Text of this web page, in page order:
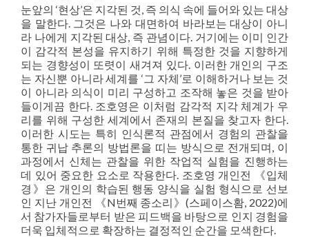
눈앞의 ‘현상’은 지각된 것, 즉 의식 속에 들어와 있는 대상
을 말한다. 그것은 나와 대면하여 바라보는 대상이 아니
라 나에게 지각된 대상, 즉 관념이다. 거기에는 이미 인간
이 감각적 본성을 유지하기 위해 특정한 것을 지향하게
되는 경향성이 또렷이 새겨져 있다. 이러한 개인의 구조
는 자신뿐 아니라 세계를 ‘그 자체’로 이해하거나 보는 것
이 아니라 의식이 미리 구성하고 조작해 놓은 것을 받아
들이게끔 한다. 조호영은 이처럼 감각적 지각 체계가 우
리를 위해 구성한 세계에서 존재의 본질을 찾고자 한다.
이러한 시도는 특히 인식론적 관점에서 경험의 관찰을
통한 귀납 추론의 방법론을 띠는 방식으로 전개되며, 이
과정에서 신체는 관찰을 위한 작업적 실험을 진행하는
데 있어 중요한 요소로 작용한다. 조호영 개인전 《입체
경》은 개인의 학습된 행동 양식을 실험 형식으로 선보
인 지난 개인전 《N번째 종소리》(스페이스홤, 2022)에
서 참가자들로부터 받은 피드백을 바탕으로 인지 경험을
더욱 입체적으로 확장하는 결정적인 순간을 모색한다.